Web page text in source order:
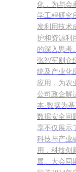
化，为与会
学工程研究
发利用技术
护和资源利
的深入思考
张智军则介
统及产业化
应用，为农
公司政企解
本·数据为
数据安全问
享不仅展示
科技与产业
用，科技创
展。大会同